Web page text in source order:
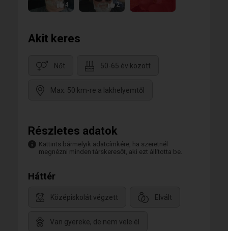
4 2
Akit keres
Nőt 50-65 év között
Max. 50 km-re a lakhelyemtől
Részletes adatok
Kattints bármelyik adatcímkére, ha szeretnél
megnézni minden társkeresőt, aki ezt állította be.
Háttér
Középiskolát végzett Elvált
Van gyereke, de nem vele él